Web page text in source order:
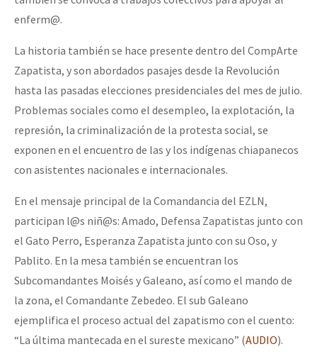
enferm@.
La historia también se hace presente dentro del CompArte
Zapatista, y son abordados pasajes desde la Revolución
hasta las pasadas elecciones presidenciales del mes de julio.
Problemas sociales como el desempleo, la explotación, la
represión, la criminalización de la protesta social, se
exponen en el encuentro de las y los indígenas chiapanecos
con asistentes nacionales e internacionales.
En el mensaje principal de la Comandancia del EZLN,
participan l@s niñ@s: Amado, Defensa Zapatistas junto con
el Gato Perro, Esperanza Zapatista junto con su Oso, y
Pablito. En la mesa también se encuentran los
Subcomandantes Moisés y Galeano, así como el mando de
la zona, el Comandante Zebedeo. El sub Galeano
ejemplifica el proceso actual del zapatismo con el cuento:
“La última mantecada en el sureste mexicano” (AUDIO).